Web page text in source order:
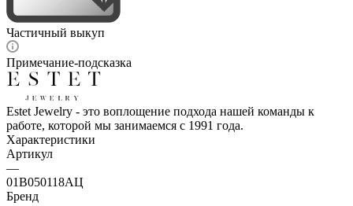
Частичный выкуп
Примечание-подсказка
Estet Jewelry - это воплощение подхода нашей команды к
работе, которой мы занимаемся с 1991 года.
Характеристики
Артикул
—
01В050118АЦ
Бренд